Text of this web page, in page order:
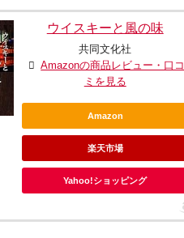
ウイスキーと風の味
共同文化社
Amazonの商品レビュー・口コ
ミを見る
Amazon
楽天市場
Yahoo!ショッピング